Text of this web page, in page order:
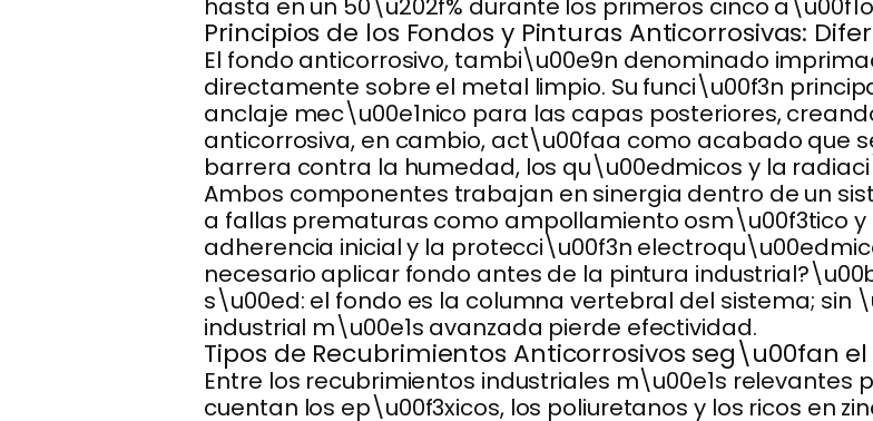
hasta en un 50\u202f% durante los primeros cinco
Principios de los Fondos y Pinturas Anticorrosivas:
El fondo anticorrosivo, tambi\u00e9n denominado
directamente sobre el metal limpio. Su funci\u00f3n
anclaje mec\u00e1nico para las capas posteriores,
anticorrosiva, en cambio, act\u00faa como acabado que
barrera contra la humedad, los qu\u00edmicos y la
Ambos componentes trabajan en sinergia dentro de un
a fallas prematuras como ampollamiento osm\u00f3tico
adherencia inicial y la protecci\u00f3n
necesario aplicar fondo antes de la pintura
s\u00ed: el fondo es la columna vertebral del sistema; sin
industrial m\u00e1s avanzada pierde efectividad.
Tipos de Recubrimientos Anticorrosivos seg\u00fan
Entre los recubrimientos industriales m\u00e1s relevantes
cuentan los ep\u00f3xicos, los poliuretanos y los ricos en